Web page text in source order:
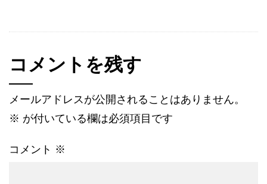
コメントを残す
メールアドレスが公開されることはありません。
※ が付いている欄は必須項目です
コメント ※